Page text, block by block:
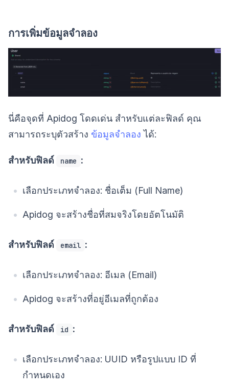
การเพิ่มข้อมูลจำลอง
นี่คือจุดที่ Apidog โดดเด่น สำหรับแต่ละฟิลด์ คุณ
สามารถระบุตัวสร้าง ข้อมูลจำลอง ได้:
สำหรับฟิลด์ name :
เลือกประเภทจำลอง: ชื่อเต็ม (Full Name)
Apidog จะสร้างชื่อที่สมจริงโดยอัตโนมัติ
สำหรับฟิลด์ email :
เลือกประเภทจำลอง: อีเมล (Email)
Apidog จะสร้างที่อยู่อีเมลที่ถูกต้อง
สำหรับฟิลด์ id :
เลือกประเภทจำลอง: UUID หรือรูปแบบ ID ที่
กำหนดเอง